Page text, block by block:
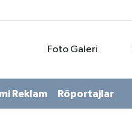
Foto Galeri
Reklam Röportajlar